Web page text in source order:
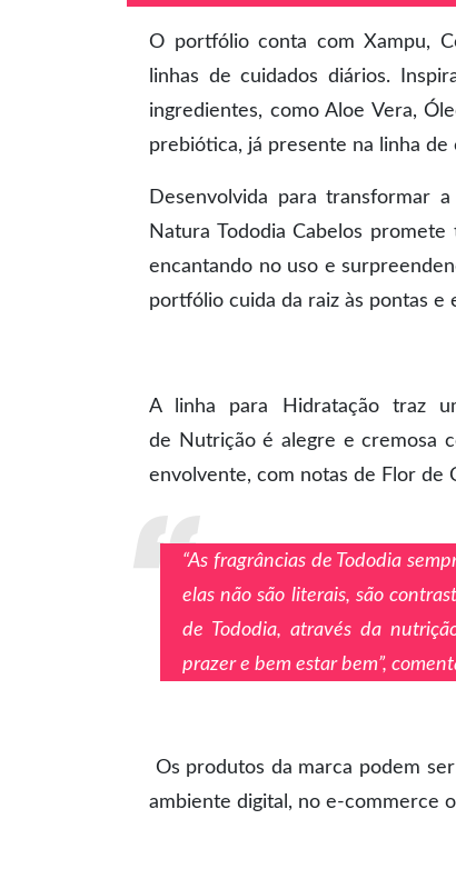
O portfólio conta com Xampu,
linhas de cuidados diários.
ingredientes, como Aloe Vera,
prebiótica, já presente na linha de
Desenvolvida para transformar
Natura Tododia Cabelos
encantando no uso e
portfólio cuida da raiz às pontas e
A linha para Hidratação traz
de Nutrição é alegre e cremosa
envolvente, com notas de Flor de
“As fragrâncias de Tododia
elas não são literais, são
de Tododia, através da
prazer e bem estar bem”,
Os produtos da marca podem
ambiente digital, no e-commerce